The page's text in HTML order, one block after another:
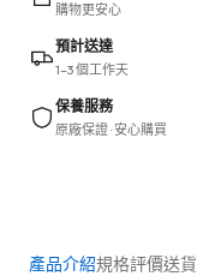
購物更安心
預計送達
1–3 個工作天
保養服務
原廠保證 · 安心購買
產品介紹規格評價送